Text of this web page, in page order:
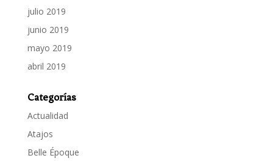
julio 2019
junio 2019
mayo 2019
abril 2019
Categorías
Actualidad
Atajos
Belle Époque